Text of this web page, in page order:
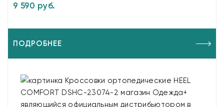
9 590 руб.
ПОДРОБНЕЕ